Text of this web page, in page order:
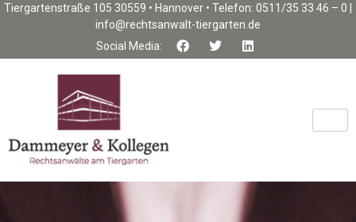
Tiergartenstraße 105 30559 • Hannover • Telefon: 0511/35 33 46 – 0 |
info@rechtsanwalt-tiergarten.de
Social Media: